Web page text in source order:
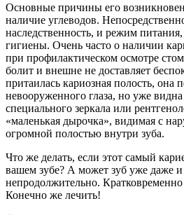
Основные причины его
наличие углеводов.
наследственность, и режим
гигиены. Очень часто о наличии
при профилактическом осмотре
болит и внешне не доставляет
притаилась кариозная полость, она
невооруженного глаза, но уже
специального зеркала или
«маленькая дырочка», видимая с
огромной полостью внутри зуба.
Что же делать, если этот самый
вашем зубе? А может зуб уже даже
непродолжительно.
Конечно же лечить!